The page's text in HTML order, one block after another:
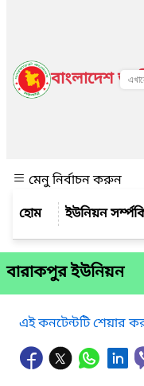
বাংলাদেশ
মেনু নির্বাচন করুন
ইউনিয়ন
বারাকপুর ইউনিয়ন
এই কনটেন্টটি শেয়ার